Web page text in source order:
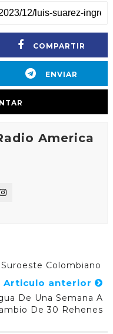
COMPARTIR
ENVIAR
America
Colombiano
Articulo anterior
De Una Semana A
De 30 Rehenes